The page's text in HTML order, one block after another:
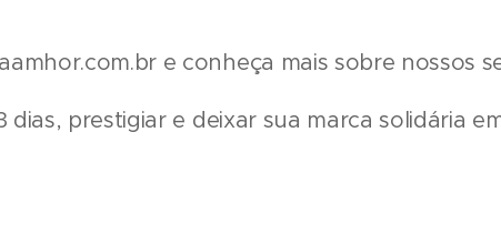
e conheça mais sobre nossos
dias, prestigiar e deixar sua marca solidária